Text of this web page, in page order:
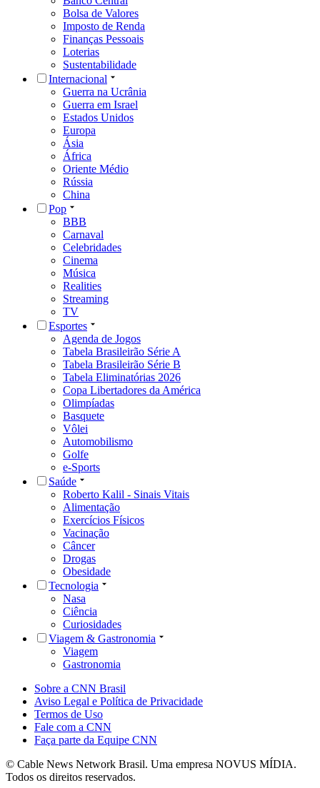
Bolsa de Valores
Imposto de Renda
Finanças Pessoais
Loterias
Sustentabilidade
Internacional
Guerra na Ucrânia
Guerra em Israel
Estados Unidos
Europa
Ásia
África
Oriente Médio
Rússia
China
Pop
BBB
Carnaval
Celebridades
Cinema
Música
Realities
Streaming
TV
Esportes
Agenda de Jogos
Tabela Brasileirão Série A
Tabela Brasileirão Série B
Tabela Eliminatórias 2026
Copa Libertadores da América
Olimpíadas
Basquete
Vôlei
Automobilismo
Golfe
e-Sports
Saúde
Roberto Kalil - Sinais Vitais
Alimentação
Exercícios Físicos
Vacinação
Câncer
Drogas
Obesidade
Tecnologia
Nasa
Ciência
Curiosidades
Viagem & Gastronomia
Viagem
Gastronomia
Sobre a CNN Brasil
Aviso Legal e Política de Privacidade
Termos de Uso
Fale com a CNN
Faça parte da Equipe CNN
© Cable News Network Brasil. Uma empresa NOVUS MÍDIA.
Todos os direitos reservados.